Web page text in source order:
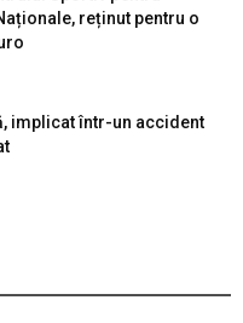
reținut pentru o
implicat într-un accident